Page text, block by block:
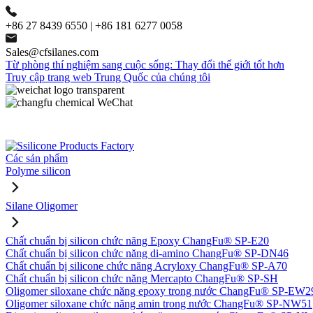
+86 27 8439 6550 | +86 181 6277 0058
Sales@cfsilanes.com
Từ phòng thí nghiệm sang cuộc sống: Thay đổi thế giới tốt hơn
Truy cập trang web Trung Quốc của chúng tôi
Các sản phẩm
Polyme silicon
Silane Oligomer
Chất chuẩn bị silicon chức năng Epoxy ChangFu® SP-E20
Chất chuẩn bị silicon chức năng di-amino ChangFu® SP-DN46
Chất chuẩn bị silicone chức năng Acryloxy ChangFu® SP-A70
Chất chuẩn bị silicon chức năng Mercapto ChangFu® SP-SH
Oligomer siloxane chức năng epoxy trong nước ChangFu® SP-
Oligomer siloxane chức năng amin trong nước ChangFu® SP-NW51